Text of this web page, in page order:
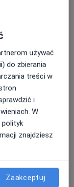
Umów wizytę
Umów wizytę
używać
do zbierania
treści w
i
W
polityk
znajdziesz
Zaakceptuj